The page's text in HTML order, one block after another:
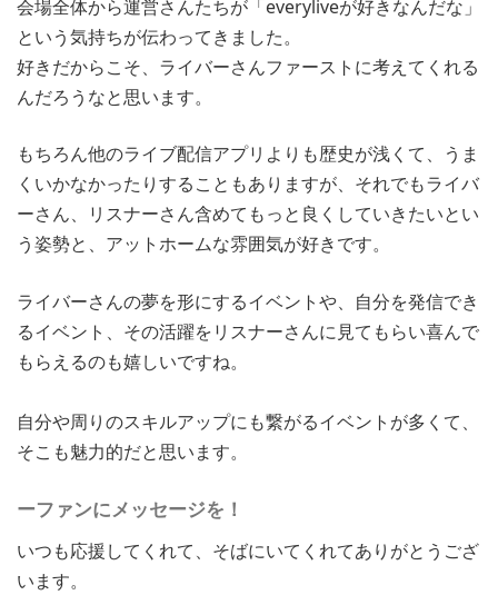
会場全体から運営さんたちが「everyliveが好きなんだな」
という気持ちが伝わってきました。
好きだからこそ、ライバーさんファーストに考えてくれる
んだろうなと思います。
もちろん他のライブ配信アプリよりも歴史が浅くて、うま
くいかなかったりすることもありますが、それでもライバ
ーさん、リスナーさん含めてもっと良くしていきたいとい
う姿勢と、アットホームな雰囲気が好きです。
ライバーさんの夢を形にするイベントや、自分を発信でき
るイベント、その活躍をリスナーさんに見てもらい喜んで
もらえるのも嬉しいですね。
自分や周りのスキルアップにも繋がるイベントが多くて、
そこも魅力的だと思います。
ーファンにメッセージを！
いつも応援してくれて、そばにいてくれてありがとうござ
います。